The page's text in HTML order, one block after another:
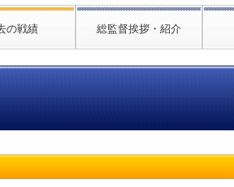
の戦績 総監督挨拶・紹介